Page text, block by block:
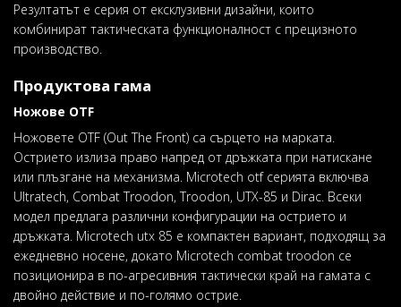
Резултатът е серия от ексклузивни дизайни, които
комбинират тактическата функционалност с прецизното
производство.
Продуктова гама
Ножове OTF
Ножовете OTF (Out The Front) са сърцето на марката.
Острието излиза право напред от дръжката при натискане
или плъзгане на механизма. Microtech otf серията включва
Ultratech, Combat Troodon, Troodon, UTX-85 и Dirac. Всеки
модел предлага различни конфигурации на острието и
дръжката. Microtech utx 85 е компактен вариант, подходящ за
ежедневно носене, докато Microtech combat troodon се
позиционира в по-агресивния тактически край на гамата с
двойно действие и по-голямо острие.